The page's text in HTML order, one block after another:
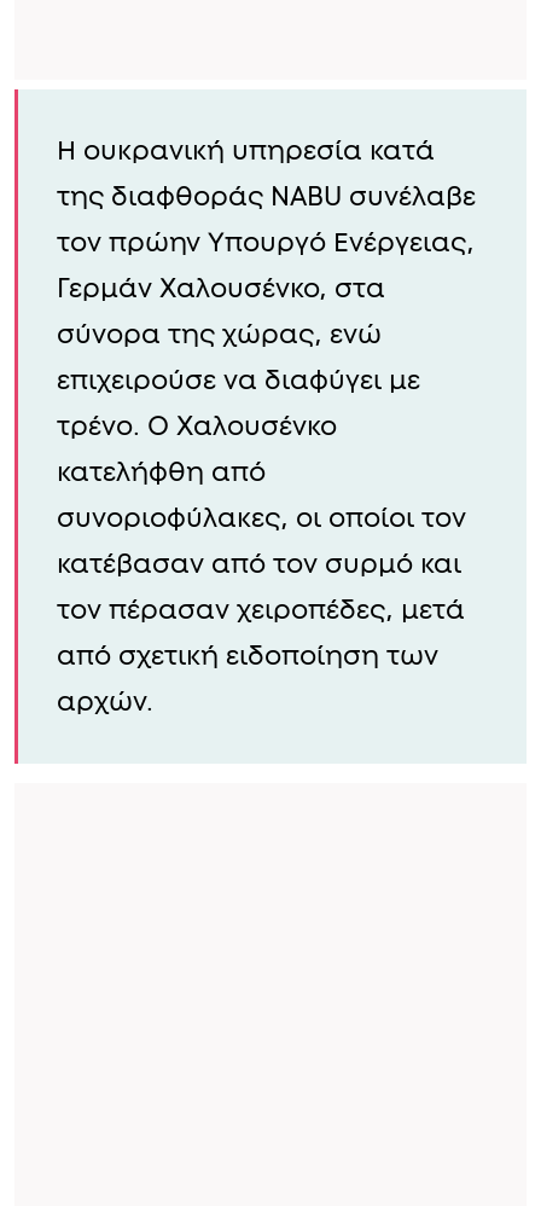
Η ουκρανική υπηρεσία κατά
της διαφθοράς NABU συνέλαβε
τον πρώην Υπουργό Ενέργειας,
Γερμάν Χαλουσένκο, στα
σύνορα της χώρας, ενώ
επιχειρούσε να διαφύγει με
τρένο. Ο Χαλουσένκο
κατελήφθη από
συνοριοφύλακες, οι οποίοι τον
κατέβασαν από τον συρμό και
τον πέρασαν χειροπέδες, μετά
από σχετική ειδοποίηση των
αρχών.